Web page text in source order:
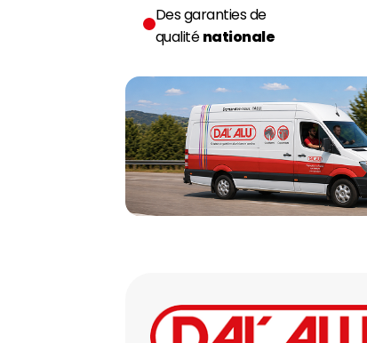
Des garanties de
qualiténationale